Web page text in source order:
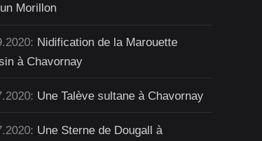
Morillon
Nidification de la Marouette
à Chavornay
Une Talève sultane à Chavornay
Une Sterne de Dougall à